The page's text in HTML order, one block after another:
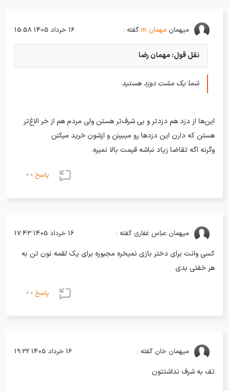
میهمان مهمان m گفته : 16 خرداد 1405 15:58
نقل قول: مهمان رضا
شما یک مشت دوزد هستید
این‌ها از دزد هم دزدتر و بی شرف‌تر هستن ولی مردم هم از خر الاغ‌تر
هستن که دارن این دزدها رو میبینن و ازشون خرید میکنن
وگرنه اگه تقاضا زیاد نباشه قیمت بالا نمیره.
پاسخ
میهمان عباس غفاری گفته : 16 خرداد 1405 17:43
کسی وانت برای دختر بازی نمیخره مجبوره برای یک لقمه نون تن به
هر خفتی بدی
پاسخ
میهمان خان گفته : 16 خرداد 1405 19:32
تف به شرف نداشتتون